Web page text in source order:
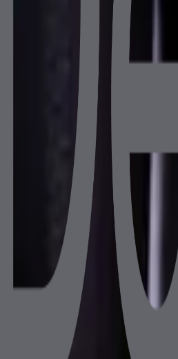
8GB 256GB SSD 10.1"
8GB DDR4 128GB SSD
8GB DDR4 128GB SSD
16GB DDR4 256GB NVMe